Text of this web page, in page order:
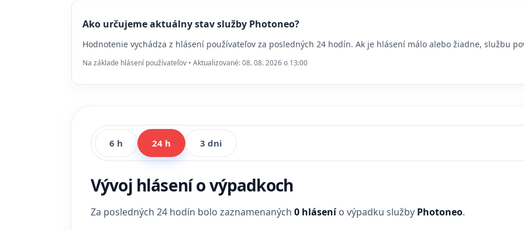
Ako určujeme aktuálny stav služby Photoneo?
Hodnotenie vychádza z hlásení používateľov za posledných 24 hodín. Ak je hlásení málo alebo žiadne, službu
Na základe hlásení používateľov • Aktualizované: 08. 08. 2026 o 13:00
6 h 24 h 3 dni
Vývoj hlásení o výpadkoch
Za posledných 24 hodín bolo zaznamenaných 0 hlásenío výpadku služby Photoneo.